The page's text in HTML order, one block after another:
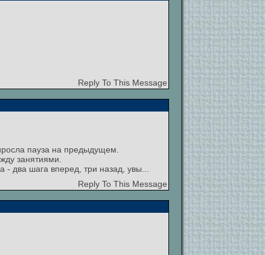
Reply To This Message
пауза на предыдущем.
занятиями.
два шага вперед, три назад, увы...
Reply To This Message